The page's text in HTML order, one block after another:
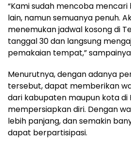
“Kami sudah mencoba
lain, namun semuanya penuh.
menemukan jadwal kosong di
tanggal 30 dan langsung
pemakaian tempat,”
Menurutnya, dengan adanya
tersebut, dapat memberikan
dari kabupaten maupun kota di
mempersiapkan diri. Dengan
lebih panjang, dan semakin
dapat berpartisipasi.